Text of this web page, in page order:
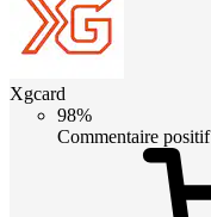
Xgcard
98%
Commentaire positif